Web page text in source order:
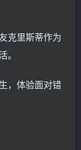
克里斯蒂作为
，体验面对错